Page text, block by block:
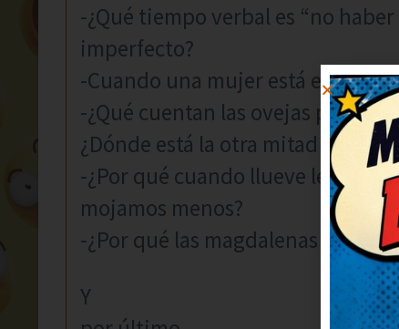
-¿Qué tiempo verbal es “no
imperfecto?
-Cuando una mujer está
-¿Qué cuentan las ovejas para
¿Dónde está la otra mitad de
-¿Por qué cuando llueve
mojamos menos?
-¿Por qué las magdalenas se
Y